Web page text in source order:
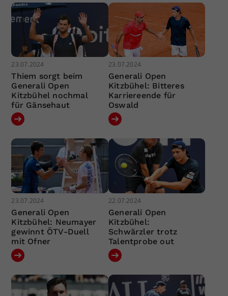
23.07.2024
Thiem sorgt beim
Generali Open
Kitzbühel nochmal
für Gänsehaut
23.07.2024
Generali Open
Kitzbühel: Bitteres
Karriereende für
Oswald
23.07.2024
Generali Open
Kitzbühel: Neumayer
gewinnt ÖTV-Duell
mit Ofner
22.07.2024
Generali Open
Kitzbühel:
Schwärzler trotz
Talentprobe out